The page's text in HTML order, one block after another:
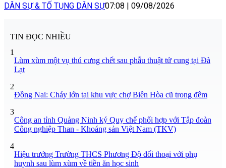
DÂN SỰ & TỐ TỤNG DÂN SỰ07:08 09/08/2026
TIN ĐỌC NHIỀU
1
Lùm xùm một vụ thú cưng chết sau phẫu thuật tử cung tại Đà
Lạt
2
Đồng Nai: Cháy lớn tại khu vực chợ Biên Hòa cũ trong đêm
3
Công an tỉnh Quảng Ninh ký Quy chế phối hợp với Tập đoàn
Công nghiệp Than - Khoáng sản Việt Nam (TKV)
4
Hiệu trưởng Trường THCS Phương Độ đối thoại với phụ
huynh sau lùm xùm về tiền ăn học sinh